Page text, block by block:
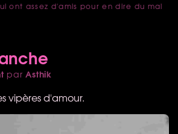
ont assez d'amis pour en dire du mal
parAsthik
vipères d'amour.